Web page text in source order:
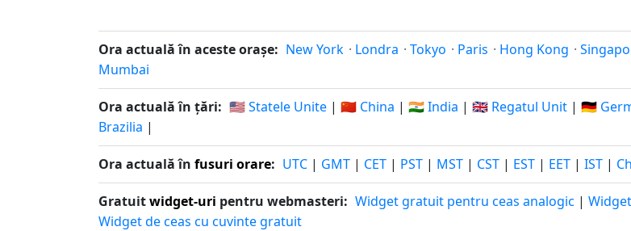
Ora actuală în aceste orașe: New York · Londra · Tokyo · Paris · Hong Kong ·
Mumbai
Ora actuală în țări: 🇺🇸 Statele Unite | 🇨🇳 China | 🇮🇳 India | 🇬🇧 Regatul Unit | 🇩🇪
Brazilia |
Ora actuală în fusuri orare: UTC | GMT | CET | PST | MST | CST | EST | EET | IST |
Gratuitwidget-uri pentru webmasteri: Widget gratuit pentru ceas analogic |
Widget de ceas cu cuvinte gratuit